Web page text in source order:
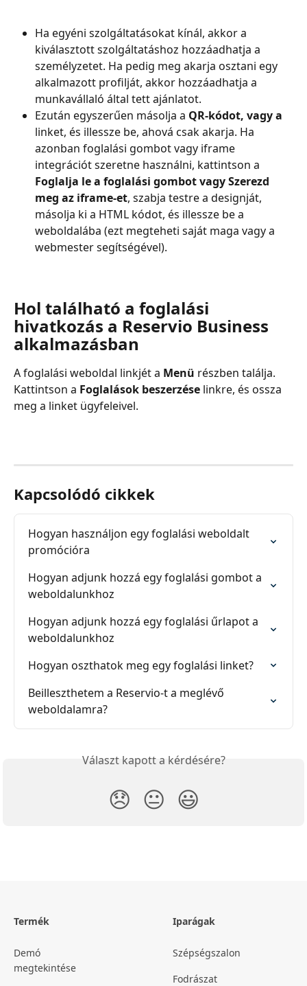
Ha egyéni szolgáltatásokat kínál, akkor a
kiválasztott szolgáltatáshoz hozzáadhatja a
személyzetet. Ha pedig meg akarja osztani egy
alkalmazott profilját, akkor hozzáadhatja a
munkavállaló által tett ajánlatot.
Ezután egyszerűen másolja a QR-kódot, vagy a
linket, és illessze be, ahová csak akarja. Ha
azonban foglalási gombot vagy iframe
integrációt szeretne használni, kattintson a
Foglalja le a foglalási gombot vagy Szerezd
meg az iframe-et, szabja testre a designját,
másolja ki a HTML kódot, és illessze be a
weboldalába (ezt megteheti saját maga vagy a
webmester segítségével).
Hol található a foglalási
hivatkozás a Reservio Business
alkalmazásban
A foglalási weboldal linkjét a Menü részben találja.
Kattintson a Foglalások beszerzése linkre, és ossza
meg a linket ügyfeleivel.
Kapcsolódó cikkek
Hogyan használjon egy foglalási weboldalt
promócióra
Hogyan adjunk hozzá egy foglalási gombot a
weboldalunkhoz
Hogyan adjunk hozzá egy foglalási űrlapot a
weboldalunkhoz
Hogyan oszthatok meg egy foglalási linket?
Beilleszthetem a Reservio-t a meglévő
weboldalamra?
Választ kapott a kérdésére?
😞 😐 😃
Termék
Demó
megtekintése
Iparágak
Szépségszalon
Fodrászat